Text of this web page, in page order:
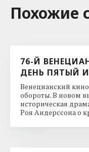
Похожие
76-Й
ДЕНЬ ПЯТЫЙ
Венецианский
обороты. В новом
историческая
Роя Андерссона о